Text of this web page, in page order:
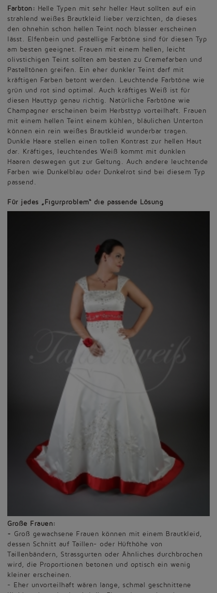
Farbton: Helle Typen mit sehr heller Haut sollten auf ein
strahlend weißes Brautkleid lieber verzichten, da dieses
den ohnehin schon hellen Teint noch blasser erscheinen
lässt. Elfenbein und pastellige Farbtöne sind für diesen Typ
am besten geeignet. Frauen mit einem hellen, leicht
olivstichigen Teint sollten am besten zu Cremefarben und
Pastelltönen greifen. Ein eher dunkler Teint darf mit
kräftigen Farben betont werden. Leuchtende Farbtöne wie
grün und rot sind optimal. Auch kräftiges Weiß ist für
diesen Hauttyp genau richtig. Natürliche Farbtöne wie
Champagner erscheinen beim Herbsttyp vorteilhaft. Frauen
mit einem hellen Teint einem kühlen, bläulichen Unterton
können ein rein weißes Brautkleid wunderbar tragen.
Dunkle Haare stellen einen tollen Kontrast zur hellen Haut
dar. Kräftiges, leuchtendes Weiß kommt mit dunklen
Haaren deswegen gut zur Geltung. Auch andere leuchtende
Farben wie Dunkelblau oder Dunkelrot sind bei diesem Typ
passend.
Für jedes „Figurproblem“ die passende Lösung
Große Frauen:
+ Groß gewachsene Frauen können mit einem Brautkleid,
dessen Schnitt auf Taillen- oder Hüfthöhe von
Taillenbändern, Strassgurten oder Ähnliches durchbrochen
wird, die Proportionen betonen und optisch ein wenig
kleiner erscheinen.
- Eher unvorteilhaft wären lange, schmal geschnittene